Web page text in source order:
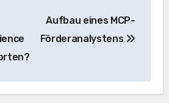
Aufbau eines MCP-
Förderanalystens